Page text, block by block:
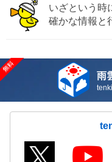
いざという時
確かな情報と
雨